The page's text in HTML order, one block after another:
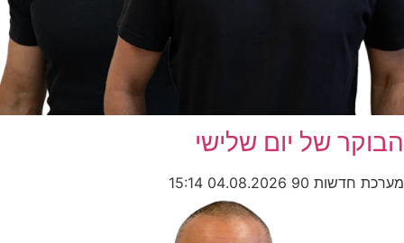
הבוקר של יום שלישי
מערכת חדשות 90 04.08.2026
15:14